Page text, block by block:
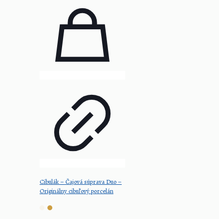
Cibulák – Čajová súprava Duo –
Originálny cibuľový porcelán